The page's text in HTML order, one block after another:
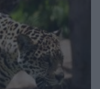
του και